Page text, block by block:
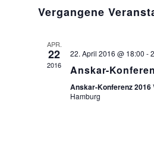
wählen.
Vergangene
APR.
22
2016
22. April 2016 @ 18:00 -
Anskar-
Anskar-Konferenz 2016
Hamburg